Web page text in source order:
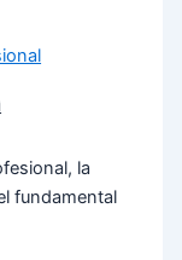
la
fundamental